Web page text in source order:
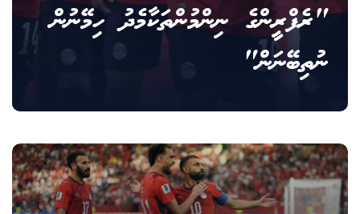
"ރެފްރީންގެ ނިންމުންތަކާމެދު ހިމޭނުން
ނުތިބޭނަން"